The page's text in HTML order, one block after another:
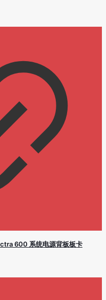
600 系统电源背板板卡